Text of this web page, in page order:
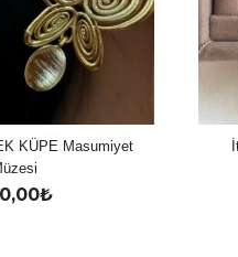
KÜPE Masumiyet
₺